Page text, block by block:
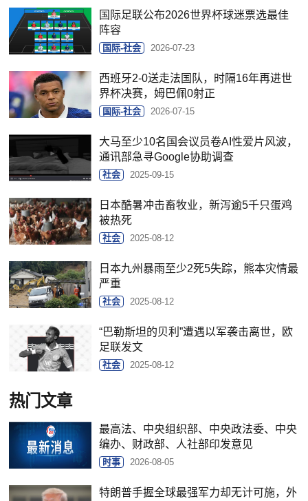
国际足联公布2026世界杯球迷票选最佳
阵容
国际-社会 2026-07-23
西班牙2-0送走法国队，时隔16年再进世
界杯决赛，姆巴佩0射正
国际-社会 2026-07-15
大马至少10名国会议员卷AI性爱片风波，
通讯部急寻Google协助调查
社会 2025-09-15
日本酷暑冲击畜牧业，新泻逾5千只蛋鸡
被热死
社会 2025-08-12
日本九州暴雨至少2死5失踪，熊本灾情最
严重
社会 2025-08-12
“巴勒斯坦的贝利”遭遇以军袭击离世，欧
足联发文
社会 2025-08-12
热门文章
最高法、中央组织部、中央政法委、中央
编办、财政部、人社部印发意见
时事 2026-08-05
特朗普手握全球最强军力却无计可施，外